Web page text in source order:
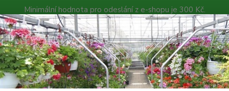
Minimální hodnota pro odeslání z e-shopu je 300 Kč.
můžete čekat nejpozději v následujícím týdnu po přijetí
Poradna Kontakty
Hledat